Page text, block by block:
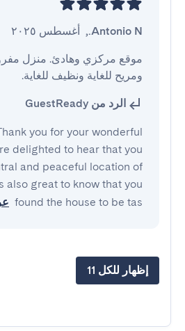
Antonio N.
, أغسطس ٢٠٢٥
ومريح للغاية ونظيف للغاية.
الرد من GuestReady
you for your wonderful
delighted to hear that you
and peaceful location of
also great to know that you
found the house to be tas
إظهار للكل 11